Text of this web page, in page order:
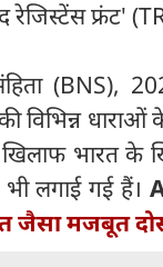
रेजिस्टेंस फ्रंट'
(BNS),
विभिन्न
भारत के
लगाई गई हैं।
जैसा मजबूत